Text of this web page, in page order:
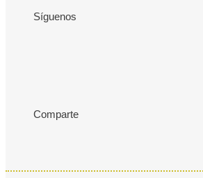
Síguenos
Comparte